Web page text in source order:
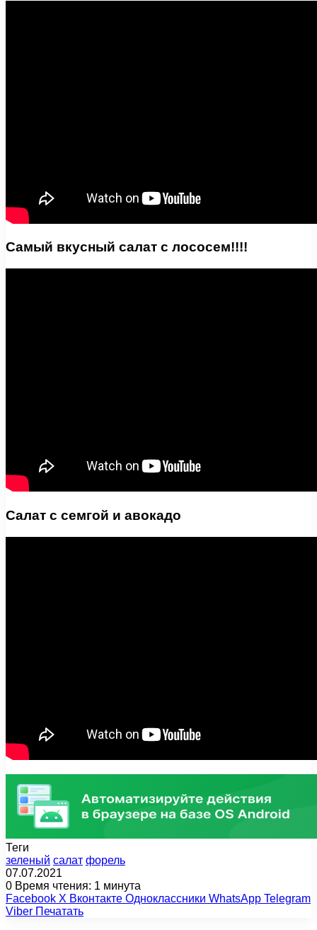
Самый вкусный салат с лососем!!!!
Салат с семгой и авокадо
Теги
зеленый салат форель
07.07.2021
0 Время чтения: 1 минута
Facebook X Вконтакте Одноклассники WhatsApp Telegram
Viber Печатать